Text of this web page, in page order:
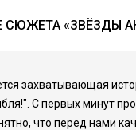
СЮЖЕТА «ЗВЁЗДЫ
захватывающая
С первых минут
что перед нами